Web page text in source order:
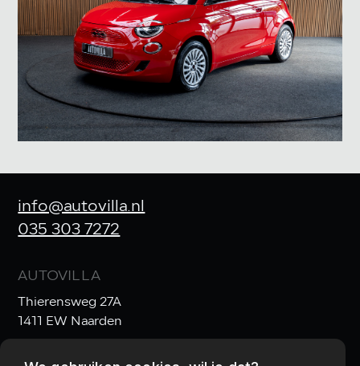
info@autovilla.nl
035 303 7272
AUTOVILLA
Thierensweg 27A
1411 EW Naarden